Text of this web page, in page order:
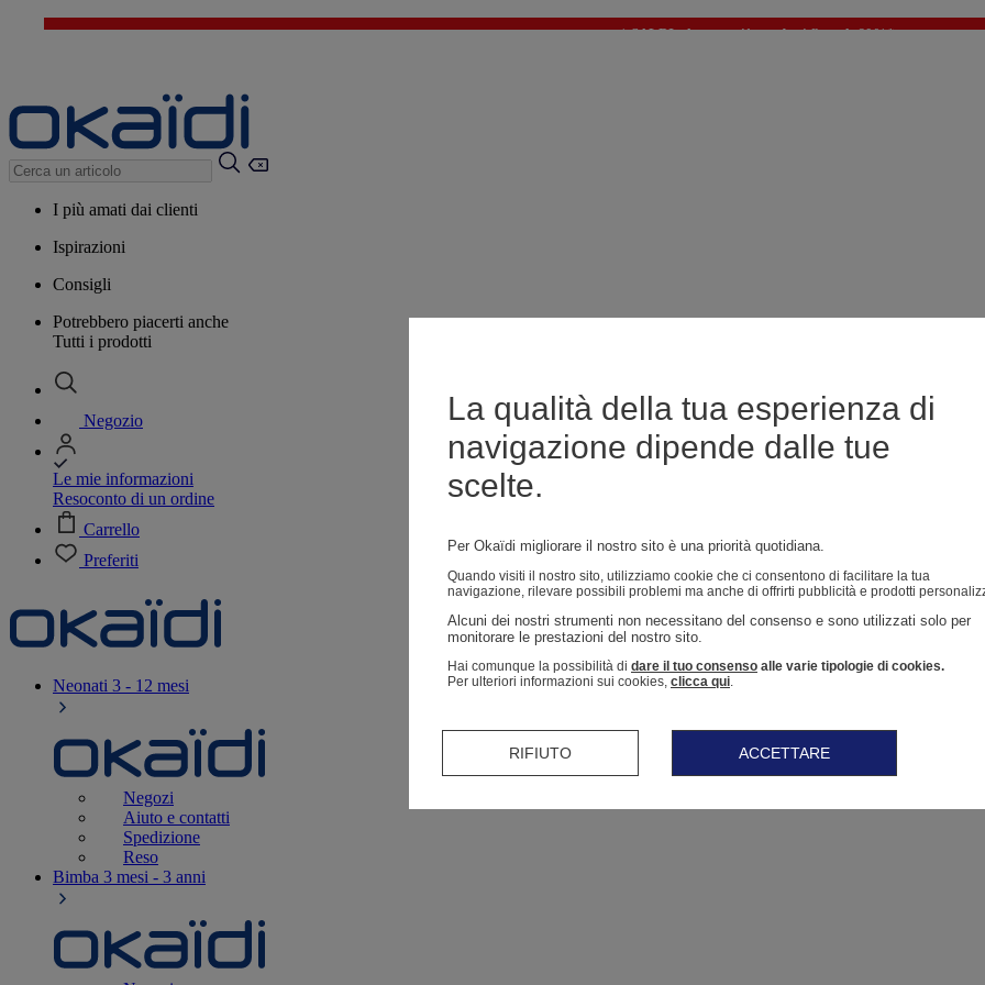
🔥SALDI : Ancora più prodotti fino al -60%*>
I più amati dai clienti
Ispirazioni
Consigli
Potrebbero piacerti anche
Tutti i prodotti
Negozio
Le mie informazioni
Resoconto di un ordine
Carrello
Preferiti
Neonati 3 - 12 mesi
Negozi
Aiuto e contatti
Spedizione
Reso
Bimba 3 mesi - 3 anni
La qualità della tua esperienza di
navigazione dipende dalle tue
scelte.
Per Okaïdi migliorare il nostro sito è una priorità quotidiana.
Quando visiti il ​​nostro sito, utilizziamo cookie che ci consentono di facilitare la tua
navigazione, rilevare possibili problemi ma anche di offrirti pubblicità e prodotti
Alcuni dei nostri strumenti non necessitano del consenso e sono utilizzati solo per
monitorare le prestazioni del nostro sito.
Hai comunque la possibilità di dare il tuo consenso alle varie tipologie di cookies.
Per ulteriori informazioni sui cookies, clicca qui
RIFIUTO ACCETTARE